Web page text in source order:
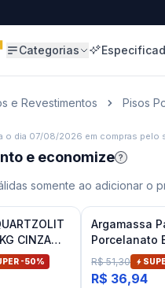
Categorias
e Revestimentos Pisos
o dia 07/08/2026 em compras pelo
e economize ?
somente ao adicionar o
CINZA
-50%
Argamassa
Porcelanato
Naturais
Inovatte 20
R$ 51,30
R$ 36,94